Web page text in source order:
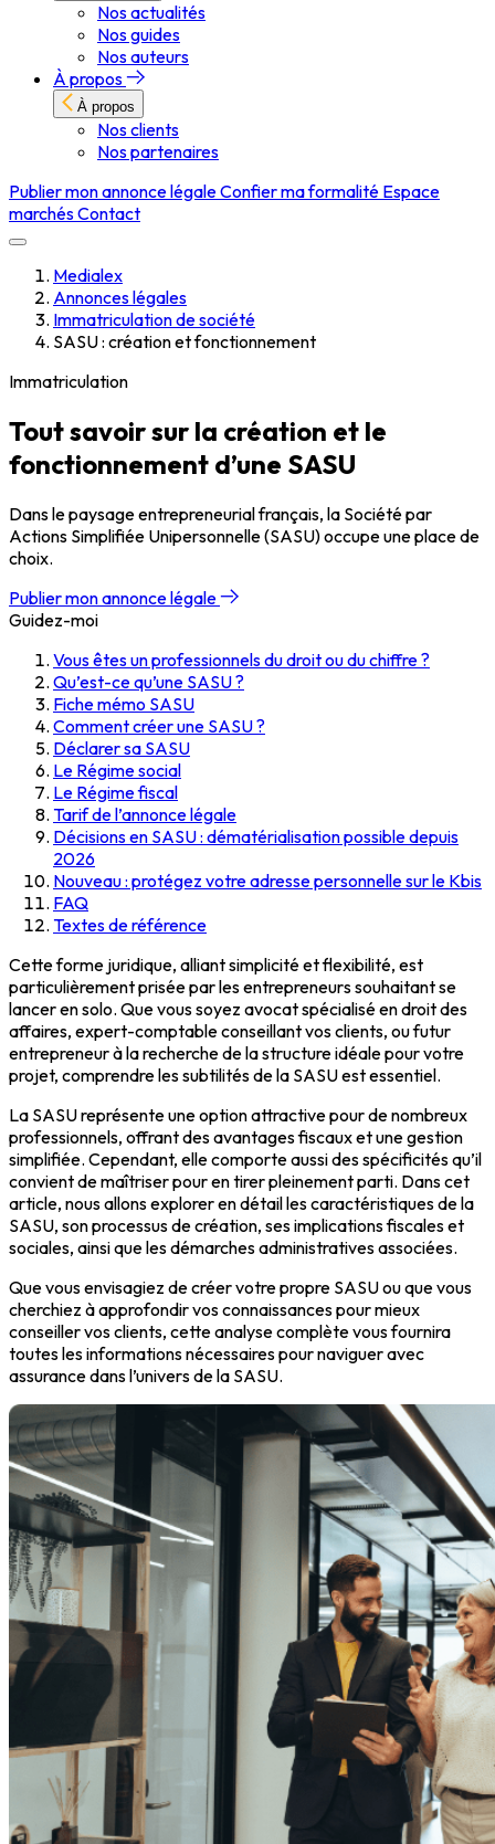
Nos actualités
Nos guides
Nos auteurs
À propos
À propos
Nos clients
Nos partenaires
Publier mon annonce légaleConfier ma formalité Espace
marchésContact
Medialex
Annonces légales
Immatriculation de société
SASU : création et fonctionnement
Immatriculation
Tout savoir sur la création et le
fonctionnement d’une SASU
Dans le paysage entrepreneurial français, la Société par
Actions Simplifiée Unipersonnelle (SASU) occupe une place de
choix.
Publier mon annonce légale
Guidez-moi
Vous êtes un professionnels du droit ou du chiffre ?
Qu’est-ce qu’une SASU ?
Fiche mémo SASU
Comment créer une SASU ?
Déclarer sa SASU
Le Régime social
Le Régime fiscal
Tarif de l’annonce légale
Décisions en SASU : dématérialisation possible depuis
2026
Nouveau : protégez votre adresse personnelle sur le Kbis
FAQ
Textes de référence
Cette forme juridique, alliant simplicité et flexibilité, est
particulièrement prisée par les entrepreneurs souhaitant se
lancer en solo. Que vous soyez avocat spécialisé en droit des
affaires, expert-comptable conseillant vos clients, ou futur
entrepreneur à la recherche de la structure idéale pour votre
projet, comprendre les subtilités de la SASU est essentiel.
La SASU représente une option attractive pour de nombreux
professionnels, offrant des avantages fiscaux et une gestion
simplifiée. Cependant, elle comporte aussi des spécificités qu’il
convient de maîtriser pour en tirer pleinement parti. Dans cet
article, nous allons explorer en détail les caractéristiques de la
SASU, son processus de création, ses implications fiscales et
sociales, ainsi que les démarches administratives associées.
Que vous envisagiez de créer votre propre SASU ou que vous
cherchiez à approfondir vos connaissances pour mieux
conseiller vos clients, cette analyse complète vous fournira
toutes les informations nécessaires pour naviguer avec
assurance dans l’univers de la SASU.